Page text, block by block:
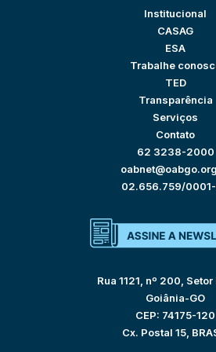
Institucional
CASAG
ESA
Trabalhe
TED
Transparência
Serviços
Contato
62 3238-2000
02.656.759/
Rua 1121, nº 200,
Goiânia-GO
CEP: 74175-120
Cx. Postal 15,